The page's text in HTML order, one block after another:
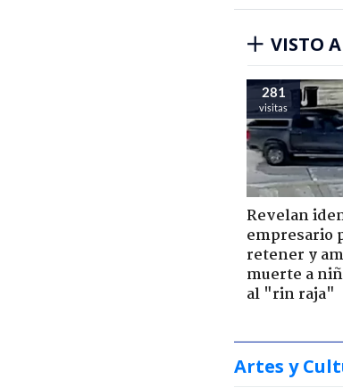
VISTO
281
visitas
Revelan
empresario
retener y
muerte a
al "rin raja"
Artes y